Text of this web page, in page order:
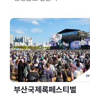
부산국제록페스티벌